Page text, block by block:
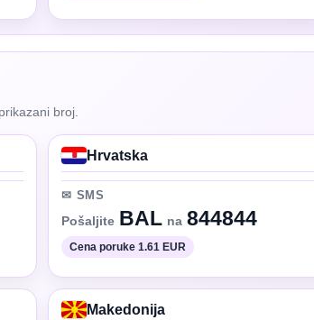
broj.
Hrvatska
✉ SMS
Pošaljite BAL na 844844
Cena poruke 1.61 EUR
Makedonija